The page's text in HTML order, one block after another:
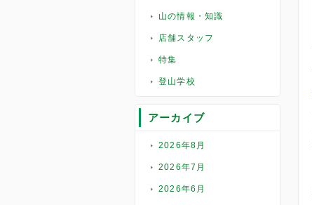
山の情報・知識
店舗スタッフ
特集
登山学校
アーカイブ
2026年8月
2026年7月
2026年6月